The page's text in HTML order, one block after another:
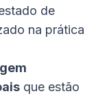
de
na prática
que estão